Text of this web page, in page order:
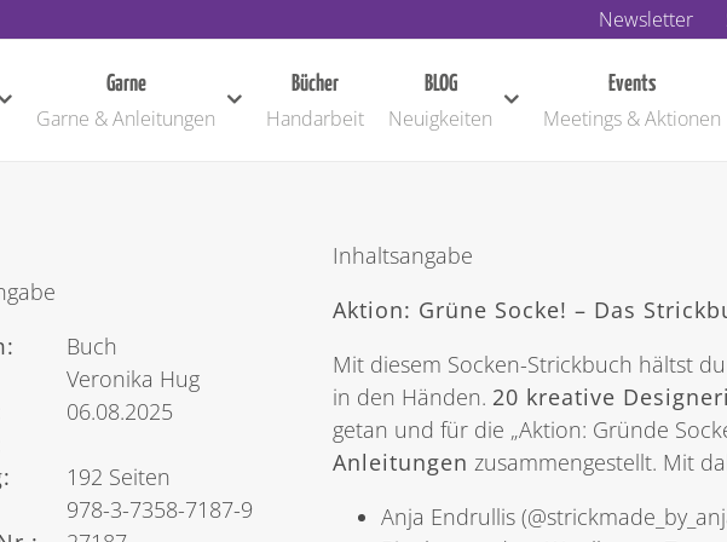
Newsletter
Garne
Garne & Anleitungen
Bücher
Handarbeit
BLOG
Neuigkeiten
Events
Meetings & Aktionen
Buch
Veronika Hug
06.08.2025
192 Seiten
978-3-7358-7187-9
Inhaltsangabe
Aktion: Grüne Socke! – Das
Mit diesem Socken-Strickbuch hältst
in den Händen. 20 kreative
getan und für die „Aktion: Gründe
Anleitungen zusammengestellt. Mit
Anja Endrullis